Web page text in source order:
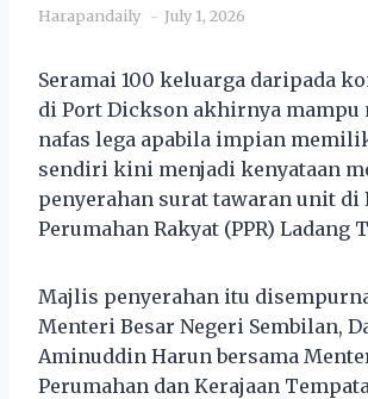
Harapandaily July 1, 2026
Seramai 100 keluarga daripada
di Port Dickson akhirnya mampu
nafas lega apabila impian
sendiri kini menjadi kenyataan
penyerahan surat tawaran unit di
Perumahan Rakyat (PPR) Ladang
Majlis penyerahan itu
Menteri Besar Negeri Sembilan,
Aminuddin Harun bersama
Perumahan dan Kerajaan